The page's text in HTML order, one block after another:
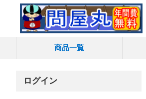
商品一覧
ログイン